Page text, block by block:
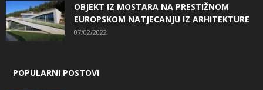
OBJEKT IZ MOSTARA NA PRESTIŽNOM
EUROPSKOM NATJECANJU IZ ARHITEKTURE
07/02/2022
POPULARNI POSTOVI